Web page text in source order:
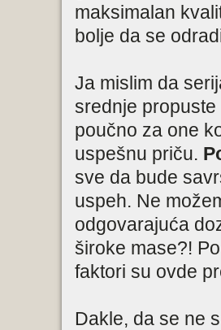
maksimalan
bolje da se
Ja mislim da
srednje
poučno za one
uspešnu priču.
sve da bude
uspeh. Ne
odgovarajuća
široke mase?!
faktori su ovde
Dakle, da se ne